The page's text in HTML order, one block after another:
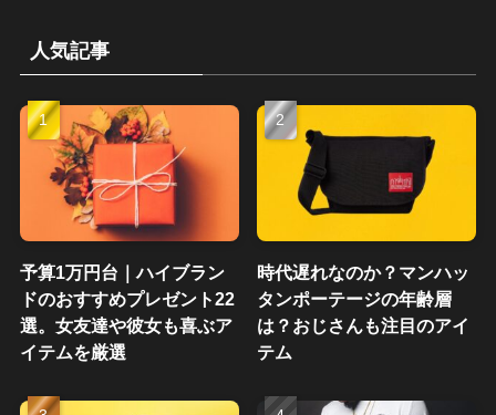
人気記事
予算1万円台｜ハイブラン
ドのおすすめプレゼント22
選。女友達や彼女も喜ぶア
イテムを厳選
時代遅れなのか？マンハッ
タンポーテージの年齢層
は？おじさんも注目のアイ
テム